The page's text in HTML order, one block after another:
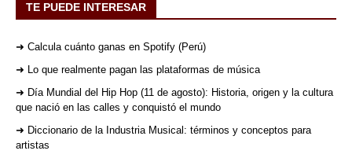
TE PUEDE INTERESAR
➜ Calcula cuánto ganas en Spotify (Perú)
➜ Lo que realmente pagan las plataformas de música
➜ Día Mundial del Hip Hop (11 de agosto): Historia, origen y la cultura
que nació en las calles y conquistó el mundo
➜ Diccionario de la Industria Musical: términos y conceptos para
artistas